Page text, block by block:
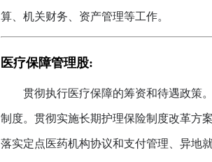
算、机关财务、资产管理等工作。
医疗保障管理股:
贯彻执行医疗保障的筹资和待遇政策
制度。贯彻实施长期护理保险制度改革方
落实定点医药机构协议和支付管理、异地